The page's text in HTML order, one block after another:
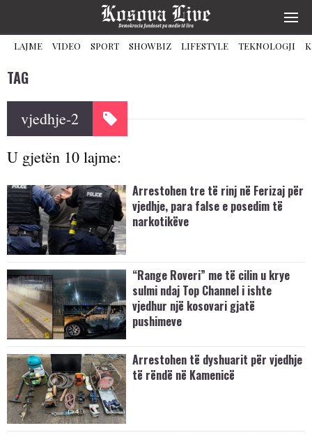
LAJME VIDEO SPORT SHOWBIZ LIFESTYLE TEKNOLOGJI
TAG
vjedhje-2
U gjetën 10 lajme:
Arrestohen tre të rinj në Ferizaj për
vjedhje, para false e posedim të
narkotikëve
“Range Roveri” me të cilin u krye
sulmi ndaj Top Channel i ishte
vjedhur një kosovari gjatë
pushimeve
Arrestohen të dyshuarit për vjedhje
të rëndë në Kamenicë